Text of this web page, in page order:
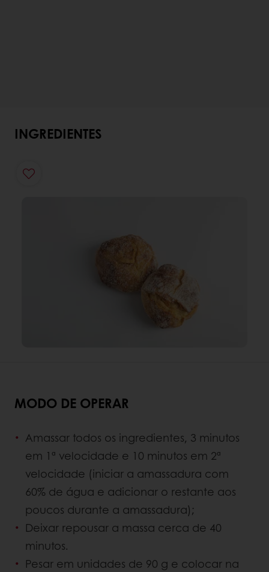
INGREDIENTES
MODO DE OPERAR
Amassar todos os ingredientes, 3 minutos
em 1ª velocidade e 10 minutos em 2ª
velocidade (iniciar a amassadura com
60% de água e adicionar o restante aos
poucos durante a amassadura);
Deixar repousar a massa cerca de 40
minutos.
Pesar em unidades de 90 g e colocar na